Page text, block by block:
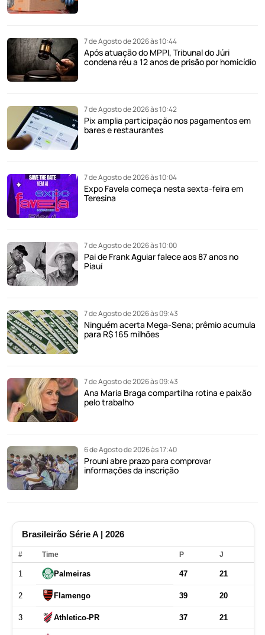
7 de Agosto de 2026 às 10:44
Após atuação do MPPI, Tribunal do Júri
condena réu a 12 anos de prisão por homicídio
7 de Agosto de 2026 às 10:42
Pix amplia participação nos pagamentos em
bares e restaurantes
7 de Agosto de 2026 às 10:04
Expo Favela começa nesta sexta-feira em
Teresina
7 de Agosto de 2026 às 10:00
Pai de Frank Aguiar falece aos 87 anos no
Piauí
7 de Agosto de 2026 às 09:43
Ninguém acerta Mega-Sena; prêmio acumula
para R$ 165 milhões
7 de Agosto de 2026 às 09:43
Ana Maria Braga compartilha rotina e paixão
pelo trabalho
6 de Agosto de 2026 às 17:40
Prouni abre prazo para comprovar
informações da inscrição